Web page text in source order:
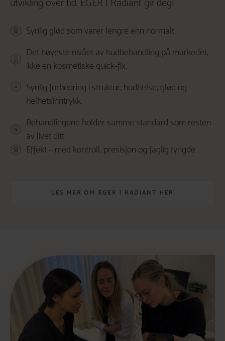
utvikling over tid. EGER I Radiant gir deg:
Synlig glød som varer lengre enn normalt.
Det høyeste nivået av hudbehandling på markedet,
ikke en kosmetiske quick-fix.
Synlig forbedring i struktur, hudhelse, glød og
helhetsinntrykk.
Behandlingene holder samme standard som resten
av livet ditt
Effekt – med kontroll, presisjon og faglig tyngde
LES MER OM EGER I RADIANT HER